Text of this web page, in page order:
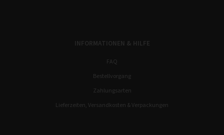
INFORMATIONEN & HILFE
FAQ
Bestellvorgang
Zahlungsarten
Lieferzeiten, Versandkosten & Verpackungen